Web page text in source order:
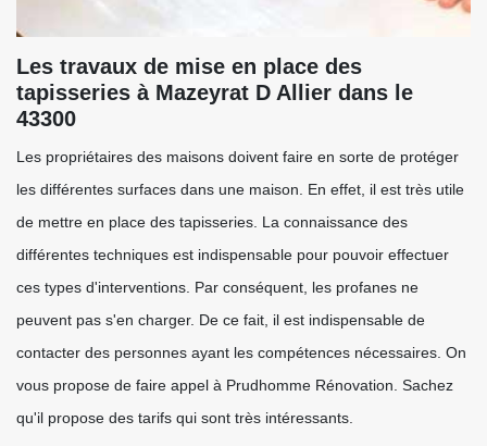
Les travaux de mise en place des
tapisseries à Mazeyrat D Allier dans le
43300
Les propriétaires des maisons doivent faire en sorte de protéger
les différentes surfaces dans une maison. En effet, il est très utile
de mettre en place des tapisseries. La connaissance des
différentes techniques est indispensable pour pouvoir effectuer
ces types d'interventions. Par conséquent, les profanes ne
peuvent pas s'en charger. De ce fait, il est indispensable de
contacter des personnes ayant les compétences nécessaires. On
vous propose de faire appel à Prudhomme Rénovation. Sachez
qu'il propose des tarifs qui sont très intéressants.